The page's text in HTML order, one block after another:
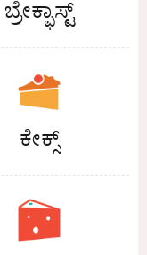
ಬ್ರೇಕ್ಫಾಸ್ಟ್
ಕೇಕ್ಸ್